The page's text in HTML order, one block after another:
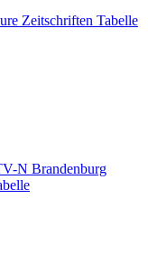
Zeitschriften Tabelle
N Brandenburg